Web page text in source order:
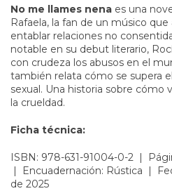
No me llames nena es una
Rafaela, la fan de un músico
entablar relaciones no
notable en su debut literario,
con crudeza los abusos en el
también relata cómo se supera
sexual. Una historia sobre cómo
la crueldad.
Ficha técnica:
ISBN: 978-631-91004-0-2 |
| Encuadernación: Rústica |
de 2025